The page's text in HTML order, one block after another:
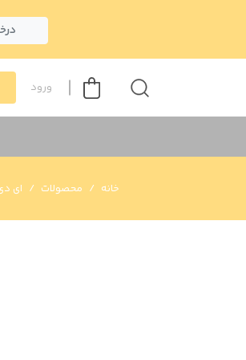
ورود
خانه محصولات ای